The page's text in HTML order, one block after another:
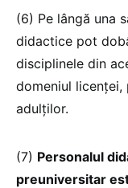
(6) Pe lângă una
didactice pot
disciplinele din
domeniul
adulților.
(7) Personalul
preuniversitar